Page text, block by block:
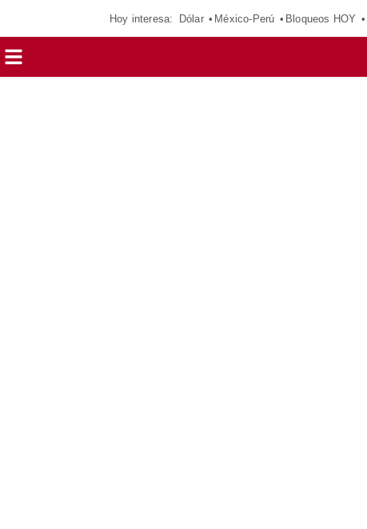
Hoy interesa: Dólar México-Perú Bloqueos HOY